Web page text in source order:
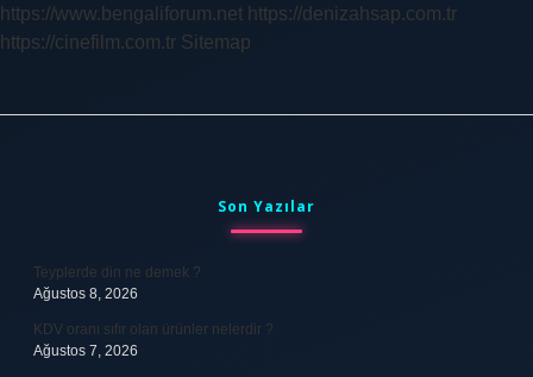
https://www.bengaliforum.net https://denizahsap.com.tr
https://cinefilm.com.tr Sitemap
Son Yazılar
Teyplerde din ne demek ?
Ağustos 8, 2026
KDV oranı sıfır olan ürünler nelerdir ?
Ağustos 7, 2026